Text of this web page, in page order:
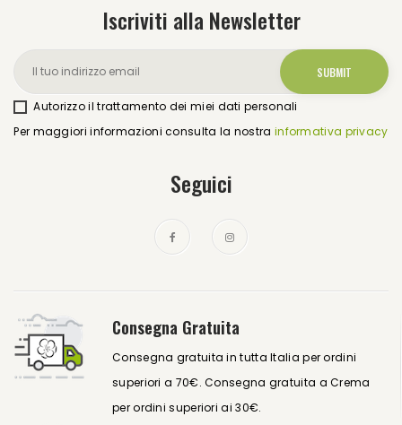
Iscriviti alla Newsletter
Autorizzo il trattamento dei miei dati personali
Per maggiori informazioni consulta la nostra informativa privacy
Seguici
Consegna Gratuita
Consegna gratuita in tutta Italia per ordini
superiori a 70€. Consegna gratuita a Crema
per ordini superiori ai 30€.